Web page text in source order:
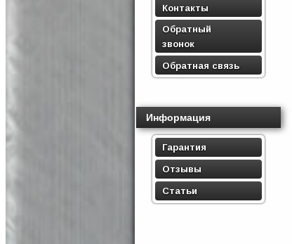
Контакты
Обратный
звонок
Обратная связь
Информация
Гарантия
Отзывы
Статьи